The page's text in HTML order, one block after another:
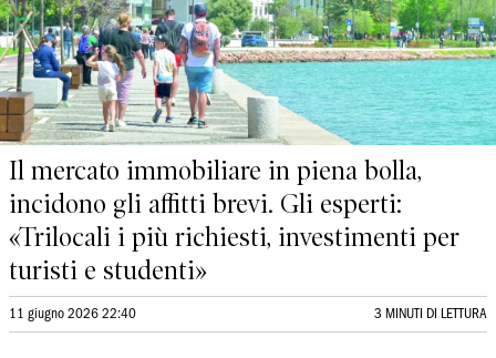
Il mercato immobiliare in piena bolla,
incidono gli affitti brevi. Gli esperti:
«Trilocali i più richiesti, investimenti per
turisti e studenti»
11 giugno 2026 22:40 3 MINUTI DI LETTURA